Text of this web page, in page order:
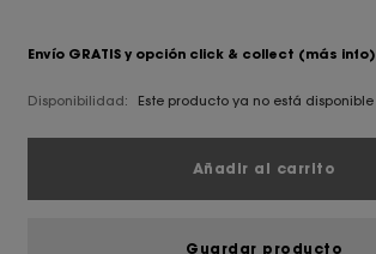
Envío GRATIS y opción click & collect (más info)
Disponibilidad: Este producto ya no está disponible
Añadir al carrito
Guardar producto